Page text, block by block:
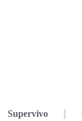
Supervivo